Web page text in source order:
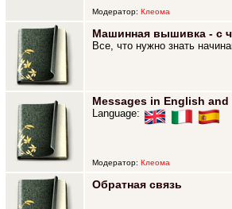
Модератор: Клеома
Машинная вышивка - с
Все, что нужно знать
Messages in English
Language:
Модератор: Клеома
Обратная связь